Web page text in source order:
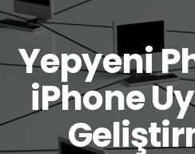
Yepyeni
iPhone